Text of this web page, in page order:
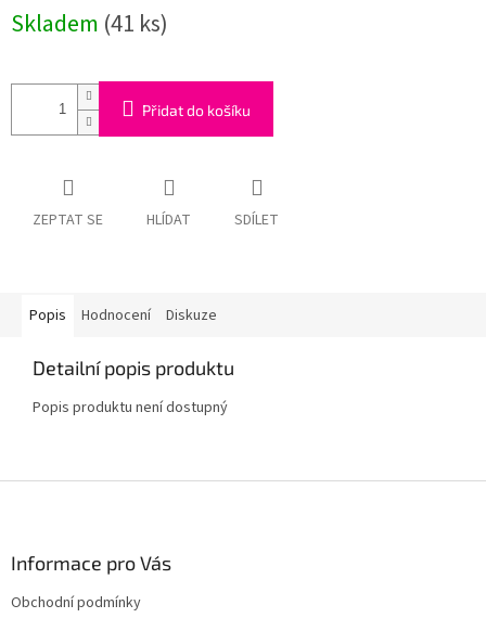
cena:
Skladem (41 ks)
Přidat do košíku
ZEPTAT SE HLÍDAT SDÍLET
Popis Hodnocení Diskuze
Detailní popis produktu
Popis produktu není dostupný
Informace pro Vás
Obchodní podmínky